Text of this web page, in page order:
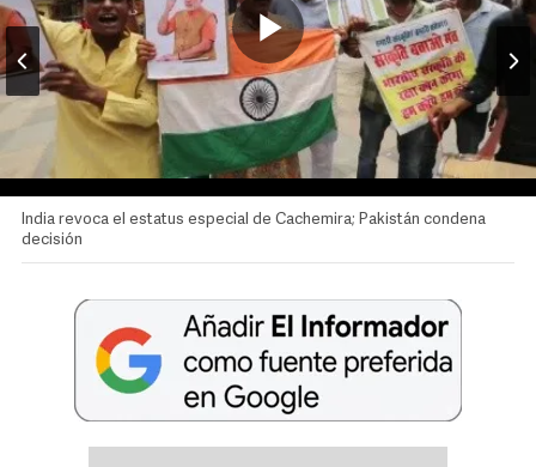
Play
Video
India revoca el estatus especial de Cachemira; Pakistán condena
decisión